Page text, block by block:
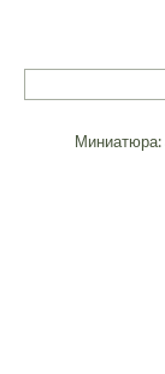
Миниатюра: